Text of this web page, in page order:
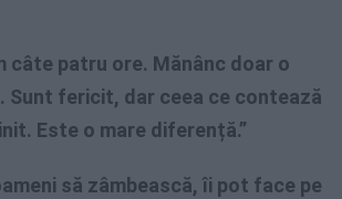
câte patru ore. Mănânc doar o
Sunt fericit, dar ceea ce contează
Este o mare diferență.”
să zâmbească, îi pot face pe